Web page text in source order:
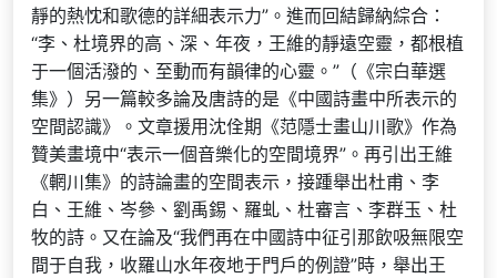
靜的熱忱和歌德的詳細表示力”。進而回結歸納綜合：
“李、杜境界的高、深、年夜，王維的靜遠空靈，都根植
于一個活潑的、至動而有韻律的心靈。”（《宗白華選
集》）另一篇較多論及唐詩的是《中國詩畫中所表示的
空間認識》。文章援用沈佺期《范隱士畫山川歌》作為
贊美畫境中“表示一個音樂化的空間境界”。再引出王維
《輞川集》的詩論畫的空間表示，接踵舉出杜甫、李
白、王維、岑參、劉禹錫、羅虬、杜審言、李群玉、杜
牧的詩。又在論及“我們再在中國詩中征引那飲吸無限空
間于自我，收羅山水年夜地于門戶的例證”時，舉出王